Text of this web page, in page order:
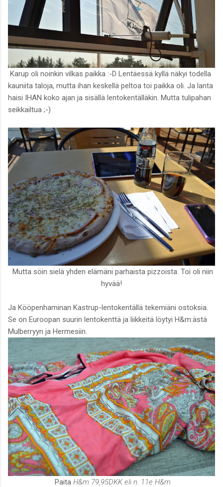
Karup oli noinkin vilkas paikka :-D Lentäessä kyllä näkyi todella
kauniita taloja, mutta ihan keskellä peltoa toi paikka oli. Ja lanta
haisi IHAN koko ajan ja sisällä lentokentälläkin. Mutta tulipahan
seikkailtua ;-)
Mutta söin sielä yhden elämäni parhaista pizzoista. Toi oli niin
hyvää!
Ja Kööpenhaminan Kastrup-lentokentällä tekemiäni ostoksia.
Se on Euroopan suurin lentokenttä ja liikkeitä löytyi H&m:ästä
Mulberryyn ja Hermesiin.
Paita H&m 79,95DKK eli n. 11e H&m